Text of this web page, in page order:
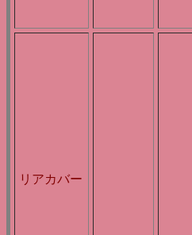
リアカバー